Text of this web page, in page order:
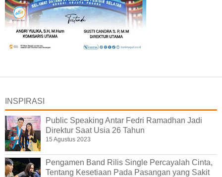
INSPIRASI
Public Speaking Antar Fedri Ramadhan Jadi
Direktur Saat Usia 26 Tahun
15 Agustus 2023
Pengamen Band Rilis Single Percayalah Cinta,
Tentang Kesetiaan Pada Pasangan yang Sakit